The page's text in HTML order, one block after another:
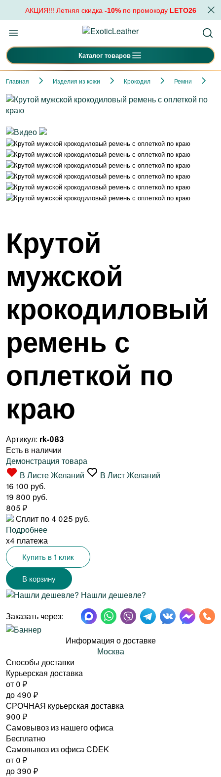
АКЦИЯ!!! Летняя скидка -10%по промокоду LETO26
Каталог товаров
Главная Изделия из кожи Крокодил Ремни
Крутой
мужской
крокодиловый
ремень с
оплеткой по
краю
Артикул: rk-083
Есть в наличии
Демонстрация товара
В Листе Желаний
В Лист Желаний
16 100 руб.
19 800 руб.
805 ₽
Сплит по 4 025 руб.
Подробнее
x4 платежа
Купить в 1 клик
Нашли дешевле?
Заказать через:
Информация о доставке
Москва
Способы доставки
Курьерская доставка
от 0 ₽
до 490 ₽
СРОЧНАЯ курьерская доставка
900 ₽
Самовывоз из нашего офиса
Бесплатно
Самовывоз из офиса CDEK
от 0 ₽
до 390 ₽